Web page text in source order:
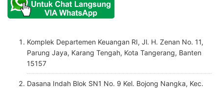
Komplek Departemen Keuangan RI, Jl. H. Zenan No. 11,
Parung Jaya, Karang Tengah, Kota Tangerang, Banten
15157
Dasana Indah Blok SN1 No. 9 Kel. Bojong Nangka, Kec.